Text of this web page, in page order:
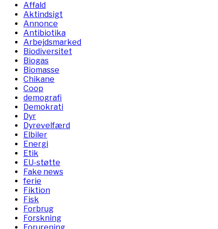
Affald
Aktindsigt
Annonce
Antibiotika
Arbejdsmarked
Biodiversitet
Biogas
Biomasse
Chikane
Coop
demografi
Demokrati
Dyr
Dyrevelfærd
Elbiler
Energi
Etik
EU-støtte
Fake news
ferie
Fiktion
Fisk
Forbrug
Forskning